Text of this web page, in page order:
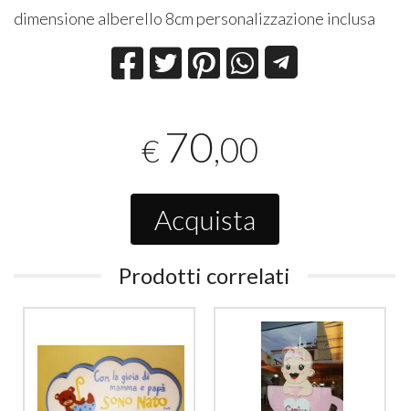
dimensione alberello 8cm personalizzazione inclusa
€ 70,00
Acquista
Prodotti correlati